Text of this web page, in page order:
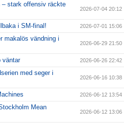
– stark offensiv räckte
2026-07-04 20:12
i SM-final! 2026-07-01 15:06
makalös vändning i
2026-06-29 21:50
väntar 2026-06-26 22:42
med seger i
2026-06-16 10:38
2026-06-12 13:54
Mean
2026-06-12 13:06